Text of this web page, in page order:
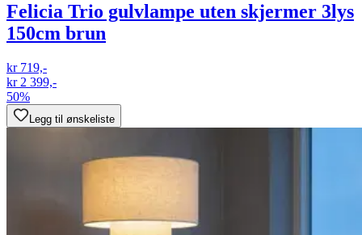
Felicia Trio gulvlampe uten skjermer 3lys
150cm brun
kr 719,-
kr 2 399,-
50%
Legg til ønskeliste